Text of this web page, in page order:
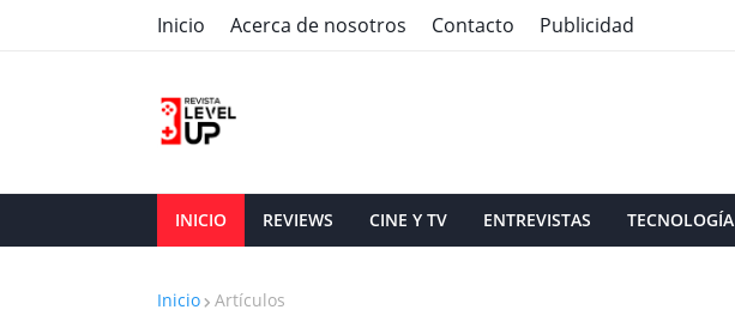
Inicio Acerca de nosotros Contacto Publicidad
INICIO REVIEWS CINE Y TV ENTREVISTAS TECNOLOGÍA
Inicio Artículos